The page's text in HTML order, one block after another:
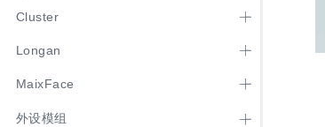
Cluster
Longan
MaixFace
外设模组